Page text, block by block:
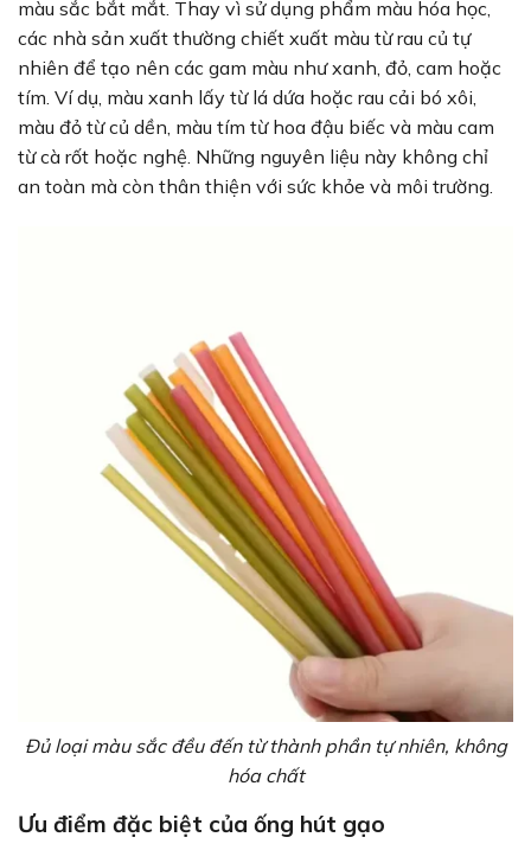
màu sắc bắt mắt. Thay vì sử dụng phẩm màu hóa học,
các nhà sản xuất thường chiết xuất màu từ rau củ tự
nhiên để tạo nên các gam màu như xanh, đỏ, cam hoặc
tím. Ví dụ, màu xanh lấy từ lá dứa hoặc rau cải bó xôi,
màu đỏ từ củ dền, màu tím từ hoa đậu biếc và màu cam
từ cà rốt hoặc nghệ. Những nguyên liệu này không chỉ
an toàn mà còn thân thiện với sức khỏe và môi trường.
Đủ loại màu sắc đều đến từ thành phần tự nhiên, không
hóa chất
Ưu điểm đặc biệt của ống hút gạo